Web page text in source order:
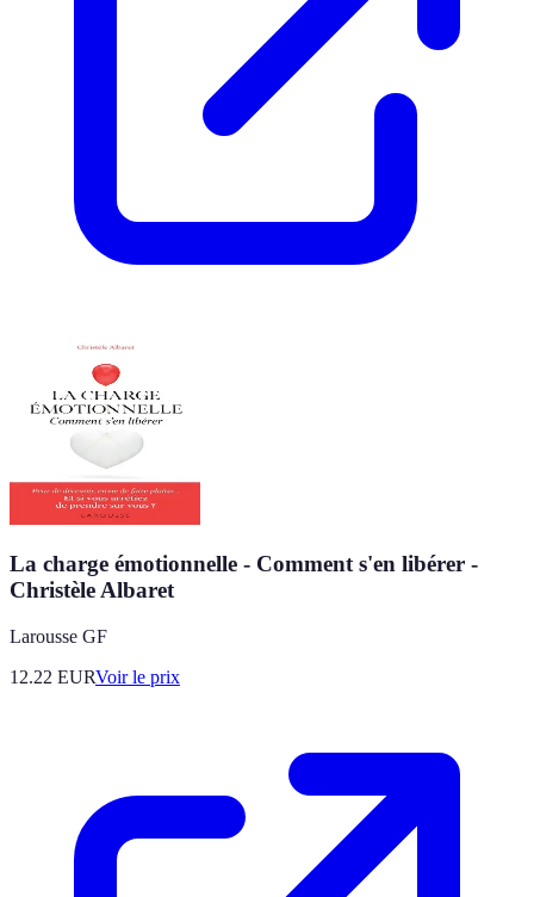
La charge émotionnelle - Comment s'en libérer -
Christèle Albaret
Larousse GF
12.22 EURVoir le prix